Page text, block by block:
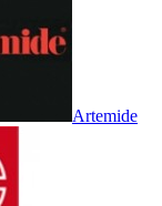
Artemide